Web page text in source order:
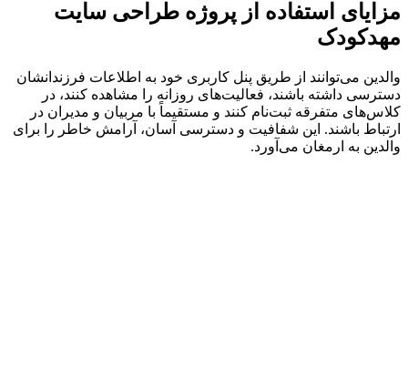
مزایای استفاده از پروژه طراحی سایت
مهدکودک
والدین می‌توانند از طریق پنل کاربری خود به اطلاعات فرزندانشان
دسترسی داشته باشند، فعالیت‌های روزانه را مشاهده کنند، در
کلاس‌های متفرقه ثبت‌نام کنند و مستقیماً با مربیان و مدیران در
ارتباط باشند. این شفافیت و دسترسی آسان، آرامش خاطر را برای
والدین به ارمغان می‌آورد.